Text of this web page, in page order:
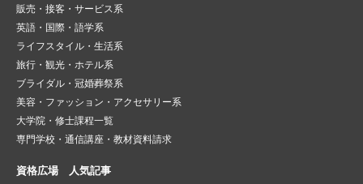
販売・接客・サービス系
英語・国際・語学系
ライフスタイル・生活系
旅行・観光・ホテル系
ブライダル・冠婚葬祭系
美容・ファッション・アクセサリー系
大学院・修士課程一覧
専門学校・通信講座・教材資料請求
資格広場 人気記事